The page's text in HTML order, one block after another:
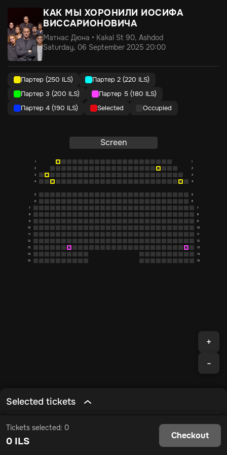
КАК МЫ ХОРОНИЛИ ИОСИФА
ВИССАРИОНОВИЧА
Матнас Дюна • Kakal St 90, Ashdod
Saturday, 06 September 2025 20:00
Партер (250 ILS)
Партер 2 (220 ILS)
Партер 3 (200 ILS)
Партер 5 (180 ILS)
Партер 4 (190 ILS)
Selected Occupied
+
-
Screen
1
1
2
2
3
3
4
4
5
5
6
6
7
7
8
8
9
9
10
10
11
11
12
12
13
13
14
14
15
15
Selected tickets
Tickets selected: 0
0 ILS Checkout